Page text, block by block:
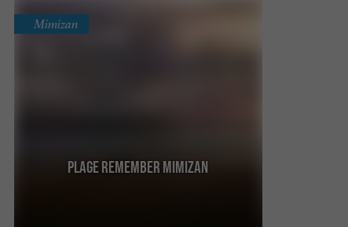
Plage Remember Mimizan
Mimizan
Située tout au nord de la commune, c’est aussi